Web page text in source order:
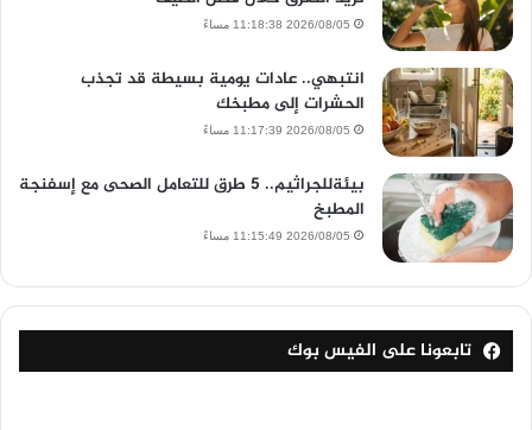
2026/08/05 11:18:38 مساءً
انتبهي.. عادات يومية بسيطة قد تجذب
الحشرات إلى مطبخك
2026/08/05 11:17:39 مساءً
بيئةللجراثيم.. 5 طرق للتعامل الصحى مع إسفنجة
المطبخ
2026/08/05 11:15:49 مساءً
تابعونا على الفيس بوك